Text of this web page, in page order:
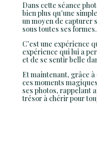
Dans cette séance
bien plus qu’une
un moyen de capturer
sous toutes ses formes.
C’est une expérience
expérience qui lui a
et de se sentir belle
Et maintenant, grâce
ces moments
ses photos, rappelant
trésor à chérir pour